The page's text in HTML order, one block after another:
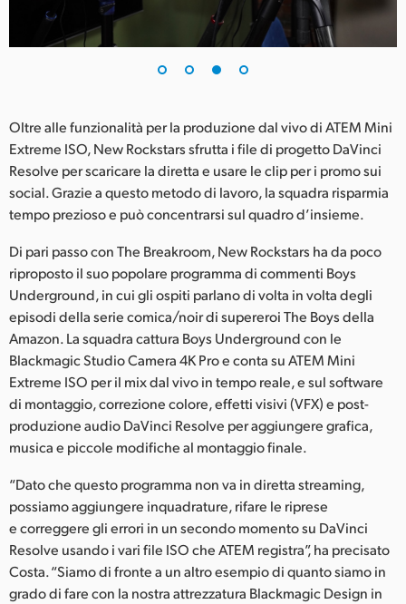
Oltre alle funzionalità per la produzione dal vivo di ATEM Mini
Extreme ISO, New Rockstars sfrutta i file di progetto DaVinci
Resolve per scaricare la diretta e usare le clip per i promo sui
social. Grazie a questo metodo di lavoro, la squadra risparmia
tempo prezioso e può concentrarsi sul quadro d’insieme.
Di pari passo con The Breakroom, New Rockstars ha da poco
riproposto il suo popolare programma di commenti Boys
Underground, in cui gli ospiti parlano di volta in volta degli
episodi della serie comica/noir di supereroi The Boys della
Amazon. La squadra cattura Boys Underground con le
Blackmagic Studio Camera 4K Pro e conta su ATEM Mini
Extreme ISO per il mix dal vivo in tempo reale, e sul software
di montaggio, correzione colore, effetti visivi (VFX) e post-
produzione audio DaVinci Resolve per aggiungere grafica,
musica e piccole modifiche al montaggio finale.
“Dato che questo programma non va in diretta streaming,
possiamo aggiungere inquadrature, rifare le riprese
e correggere gli errori in un secondo momento su DaVinci
Resolve usando i vari file ISO che ATEM registra”, ha precisato
Costa. “Siamo di fronte a un altro esempio di quanto siamo in
grado di fare con la nostra attrezzatura Blackmagic Design in